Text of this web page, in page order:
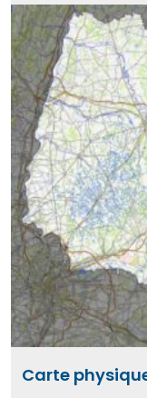
Carte